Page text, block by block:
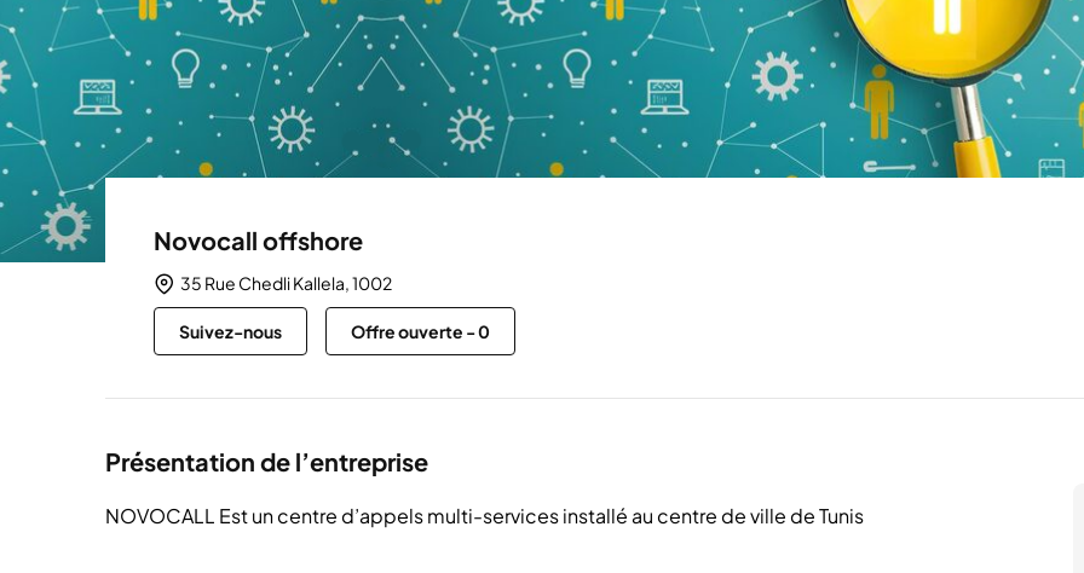
Novocall offshore
35 Rue Chedli Kallela, 1002
Suivez-nous Offre ouverte -0
Présentation de l’entreprise
NOVOCALL Est un centre d’appels multi-services installé au centre de ville de Tunis